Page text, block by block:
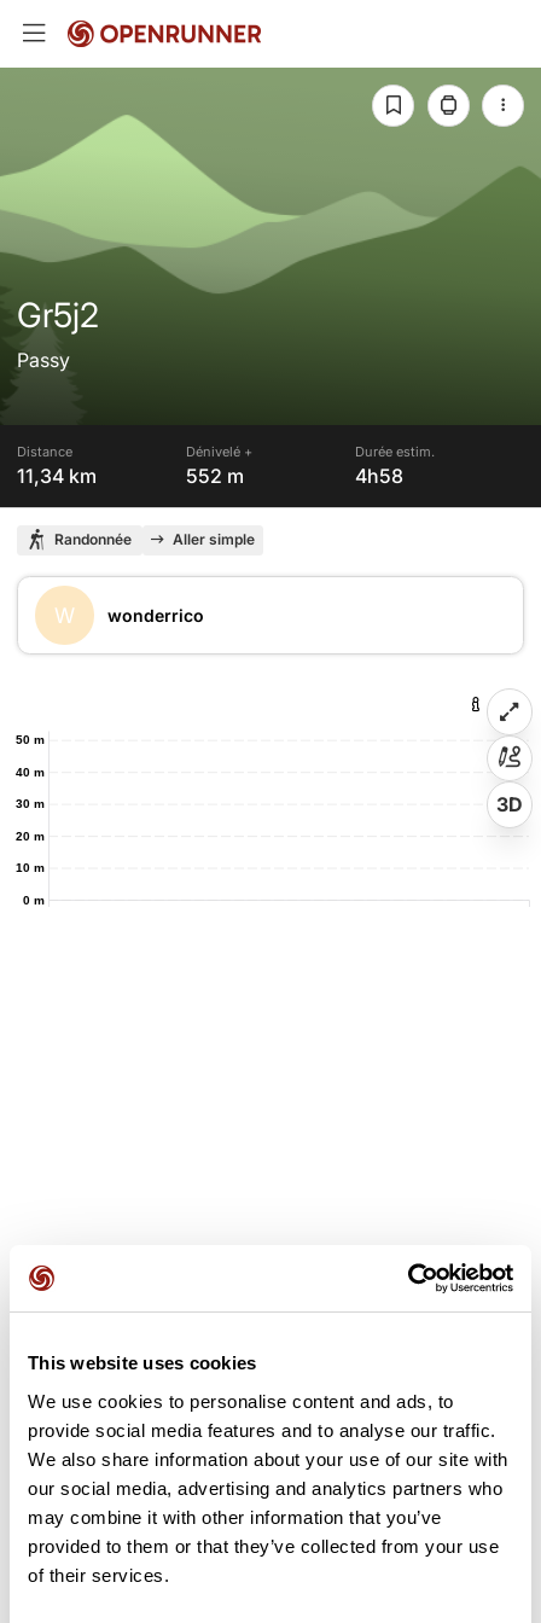
This website uses cookies
We use cookies to personalise content and ads, to
provide social media features and to analyse our traffic.
We also share information about your use of our site with
our social media, advertising and analytics partners who
may combine it with other information that you’ve
provided to them or that they’ve collected from your use
of their services.
Gr5j2
Passy
Distance
11,34 km
Dénivelé +
552 m
Durée estim.
4h58
Randonnée Aller simple
W wonderrico
0 m
10 m
20 m
30 m
40 m
50 m
3D
Avis des utilisateurs
Soyez le premier à ajouter un avis !
Ajouter un avis
Résumé